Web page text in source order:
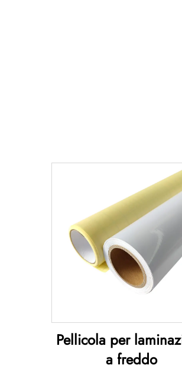
Pellicola per
a freddo